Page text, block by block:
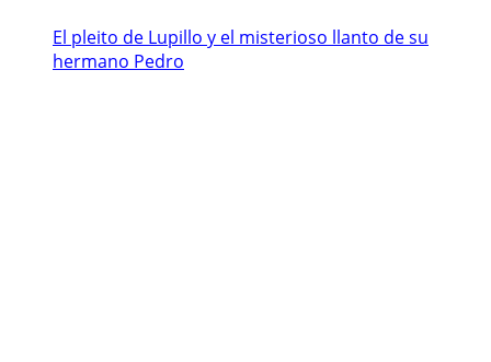
El pleito de Lupillo y el misterioso llanto de su
hermano Pedro